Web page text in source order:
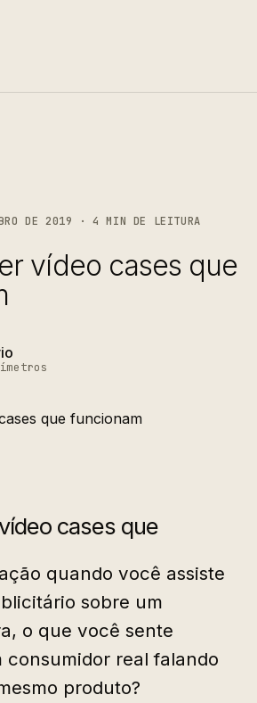
DE 2019 · 4 MIN DE LEITURA
vídeo cases que
cases que
quando você assiste
sobre um
o que você sente
consumidor real falando
produto?